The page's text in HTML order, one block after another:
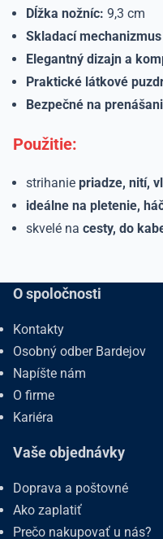
Dĺžka nožníc: 9,3 cm
Skladací
Elegantný dizajn a
Praktické látkové
Bezpečné na
Použitie:
strihanie priadze, nití,
ideálne na pletenie,
skvelé na cesty, do
O spoločnosti
Kontakty
Osobný odber Bardejov
Napíšte nám
O firme
Kariéra
Vaše objednávky
Doprava a poštovné
Ako zaplatiť
Prečo nakupovať u nás?